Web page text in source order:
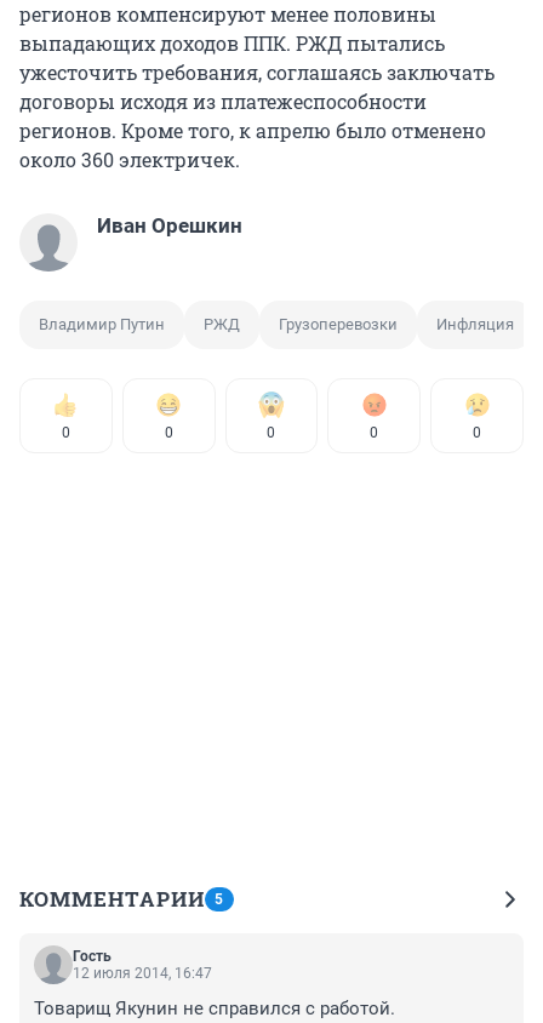
регионов компенсируют менее половины
выпадающих доходов ППК. РЖД пытались
ужесточить требования, соглашаясь заключать
договоры исходя из платежеспособности
регионов. Кроме того, к апрелю было отменено
около 360 электричек.
Иван Орешкин
Владимир Путин РЖД Грузоперевозки Инфляция
0 0 0 0 0
КОММЕНТАРИИ 5
Гость
12 июля 2014, 16:47
Товарищ Якунин не справился с работой.